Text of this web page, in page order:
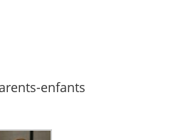
enfants